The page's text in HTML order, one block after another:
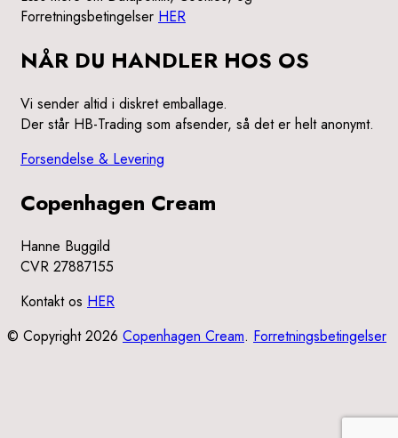
Forretningsbetingelser HER
NÅR DU HANDLER HOS OS
Vi sender altid i diskret emballage.
Der står HB-Trading som afsender, så det er helt anonymt.
Forsendelse & Levering
Copenhagen Cream
Hanne Buggild
CVR 27887155
Kontakt os HER
© Copyright 2026 Copenhagen Cream. Forretningsbetingelser